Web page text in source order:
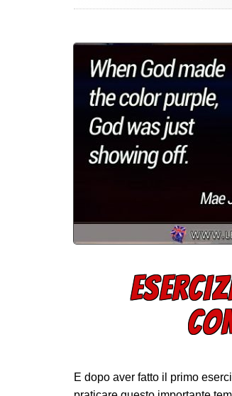
E dopo aver fatto il primo